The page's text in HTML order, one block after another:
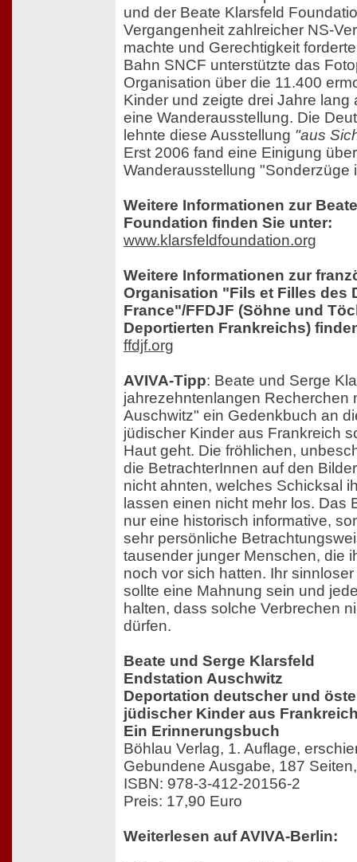
und der Beate Klarsfeld
Vergangenheit zahlreicher NS-
machte und Gerechtigkeit
Bahn SNCF unterstützte das
Organisation über die 11.400
Kinder und zeigte drei Jahre lang
eine Wanderausstellung. Die
lehnte diese Ausstellung "aus
Erst 2006 fand eine Einigung
Wanderausstellung "Sonderzüge
Weitere Informationen zur
Foundation finden Sie unter:
www.klarsfeldfoundation.org
Weitere Informationen zur
Organisation "Fils et Filles des
France"/FFDJF (Söhne und
Deportierten Frankreichs)
ffdjf.org
AVIVA-Tipp: Beate und Serge
jahrezehntenlangen Recherchen
Auschwitz" ein Gedenkbuch an
jüdischer Kinder aus Frankreich
Haut geht. Die fröhlichen,
die BetrachterInnen auf den
nicht ahnten, welches Schicksal
lassen einen nicht mehr los. Das
nur eine historisch informative,
sehr persönliche
tausender junger Menschen, die
noch vor sich hatten. Ihr
sollte eine Mahnung sein und
halten, dass solche Verbrechen
dürfen.
Beate und Serge Klarsfeld
Endstation Auschwitz
Deportation deutscher und
jüdischer Kinder aus
Ein Erinnerungsbuch
Böhlau Verlag, 1. Auflage,
Gebundene Ausgabe, 187
ISBN: 978-3-412-20156-2
Preis: 17,90 Euro
Weiterlesen auf AVIVA-Berlin: